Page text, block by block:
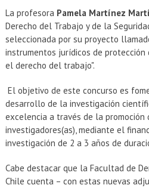
La profesora Pamela Martínez
Derecho del Trabajo y de la
seleccionada por su proyecto
instrumentos jurídicos de
el derecho del trabajo".
El objetivo de este concurso es
desarrollo de la investigación
excelencia a través de la promoción
investigadores(as), mediante el
investigación de 2 a 3 años de
Cabe destacar que la Facultad de
Chile cuenta – con estas nuevas